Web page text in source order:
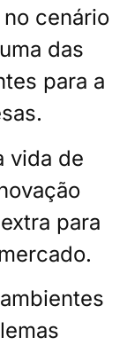
cenário
das
para a
vida de
para